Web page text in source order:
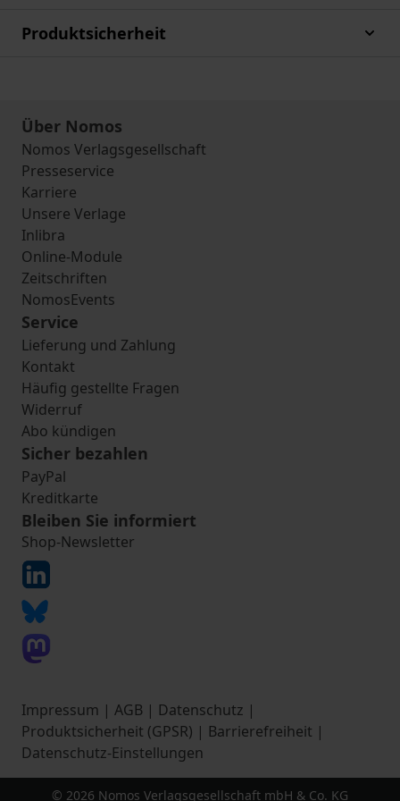
Produktsicherheit
Über Nomos
Nomos Verlagsgesellschaft
Presseservice
Karriere
Unsere Verlage
Inlibra
Online-Module
Zeitschriften
NomosEvents
Service
Lieferung und Zahlung
Kontakt
Häufig gestellte Fragen
Widerruf
Abo kündigen
Sicher bezahlen
PayPal
Kreditkarte
Bleiben Sie informiert
Shop-Newsletter
Impressum | AGB | Datenschutz |
Produktsicherheit (GPSR) | Barrierefreiheit |
Datenschutz-Einstellungen
© 2026 Nomos Verlagsgesellschaft mbH & Co. KG